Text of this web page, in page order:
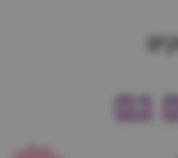
גם